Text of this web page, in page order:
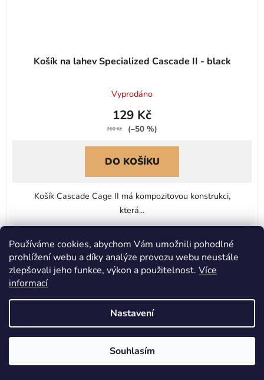
Používáme cookies, abychom Vám umožnili pohodlné
prohlížení webu a díky analýze provozu webu neustále
zlepšovali jeho funkce, výkon a použitelnost. Více
informací
Nastavení
Souhlasím
Košík na lahev Specialized Cascade II - black
Vyprodáno
129 Kč
260 Kč (–50 %)
DO KOŠÍKU
Košík Cascade Cage II má kompozitovou konstrukci,
která...